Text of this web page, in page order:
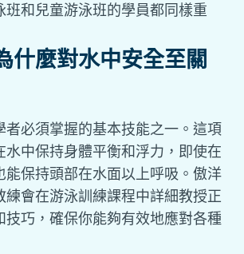
班和兒童游泳班的學員都同樣重
什麼對水中安全至關
者必須掌握的基本技能之一。這項
水中保持身體平衡和浮力，即使在
能保持頭部在水面以上呼吸。傲洋
練會在游泳訓練課程中詳細教授正
技巧，確保你能夠有效地應對各種